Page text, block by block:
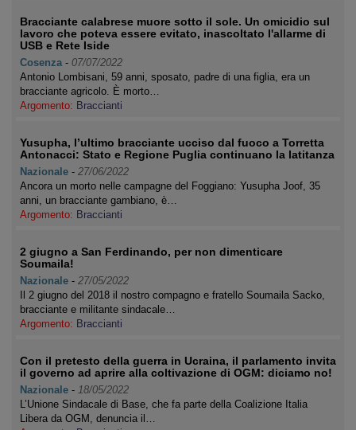
Bracciante calabrese muore sotto il sole. Un omicidio sul
lavoro che poteva essere evitato, inascoltato l'allarme di
USB e Rete Iside
Cosenza - 07/07/2022
Antonio Lombisani, 59 anni, sposato, padre di una figlia, era un
bracciante agricolo. È morto…
Argomento: Braccianti
Yusupha, l’ultimo bracciante ucciso dal fuoco a Torretta
Antonacci: Stato e Regione Puglia continuano la latitanza
Nazionale - 27/06/2022
Ancora un morto nelle campagne del Foggiano: Yusupha Joof, 35
anni, un bracciante gambiano, è…
Argomento: Braccianti
2 giugno a San Ferdinando, per non dimenticare
Soumaila!
Nazionale - 27/05/2022
Il 2 giugno del 2018 il nostro compagno e fratello Soumaila Sacko,
bracciante e militante sindacale…
Argomento: Braccianti
Con il pretesto della guerra in Ucraina, il parlamento invita
il governo ad aprire alla coltivazione di OGM: diciamo no!
Nazionale - 18/05/2022
L’Unione Sindacale di Base, che fa parte della Coalizione Italia
Libera da OGM, denuncia il…